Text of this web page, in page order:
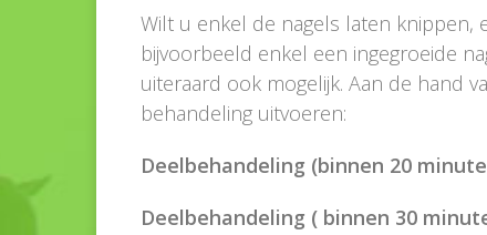
Wilt u enkel de nagels laten
bijvoorbeeld enkel een ingegroeide
uiteraard ook mogelijk. Aan de hand
behandeling uitvoeren:
Deelbehandeling (binnen 20
Deelbehandeling ( binnen 30